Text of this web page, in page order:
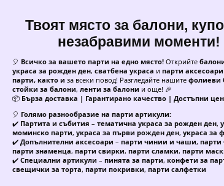
Твоят място за балони,
незабравими моменти!
🎈 Всичко за вашето парти на едно място! Открийте
украса за рожден ден, сватбена украса и парти
парти, както и за всеки повод! Разгледайте нашите фолиеви
стойки за балони, ленти за балони и още! 🎉
📦 Бърза доставка | Гарантирано качество | Достъпни
🎈 Голямо разнообразие на парти артикули:
✔️ Партита и събития – тематична украса за рожден ден,
моминско парти, украса за първи рожден ден, украса за
✔️ Допълнителни аксесоари – парти чинии и чаши, парти
парти знаменца, парти свирки, парти сламки, парти
✔️ Специални артикули – пинята за парти, конфети за
свещички за торта, парти покривки, парти салфетки